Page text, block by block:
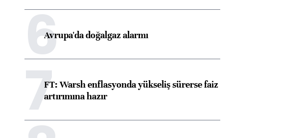
6Avrupa'da doğalgaz alarmı
7FT: Warsh enflasyonda yükseliş sürerse faiz
artırımına hazır